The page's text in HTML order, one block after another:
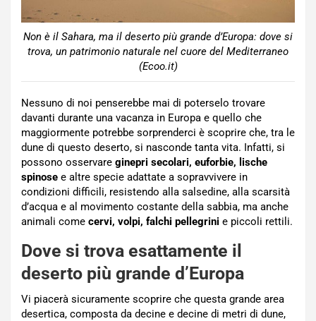
Non è il Sahara, ma il deserto più grande d’Europa: dove si
trova, un patrimonio naturale nel cuore del Mediterraneo
(Ecoo.it)
Nessuno di noi penserebbe mai di poterselo trovare
davanti durante una vacanza in Europa e quello che
maggiormente potrebbe sorprenderci è scoprire che, tra le
dune di questo deserto, si nasconde tanta vita. Infatti, si
possono osservare ginepri secolari, euforbie, lische
spinose e altre specie adattate a sopravvivere in
condizioni difficili, resistendo alla salsedine, alla scarsità
d’acqua e al movimento costante della sabbia, ma anche
animali come cervi, volpi, falchi pellegrini e piccoli rettili.
Dove si trova esattamente il
deserto più grande d’Europa
Vi piacerà sicuramente scoprire che questa grande area
desertica, composta da decine e decine di metri di dune,